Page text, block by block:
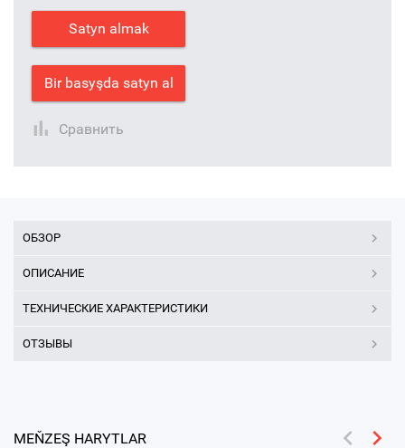
Satyn almak
Bir basyşda satyn al
Сравнить
ОБЗОР
ОПИСАНИЕ
ТЕХНИЧЕСКИЕ ХАРАКТЕРИСТИКИ
ОТЗЫВЫ
MEŇZEŞ HARYTLAR